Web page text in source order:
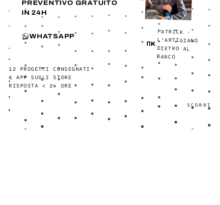
PREVENTIVO GRATUITO
IN 24H
WHATSAPP
12 PROGETTI CONSEGNATI
6 APP SUGLI STORE
RISPOSTA < 24 ORE
ΠK
PATRICK ·
L'ARTIGIANO
DIETRO AL
BANCO
SCORRI